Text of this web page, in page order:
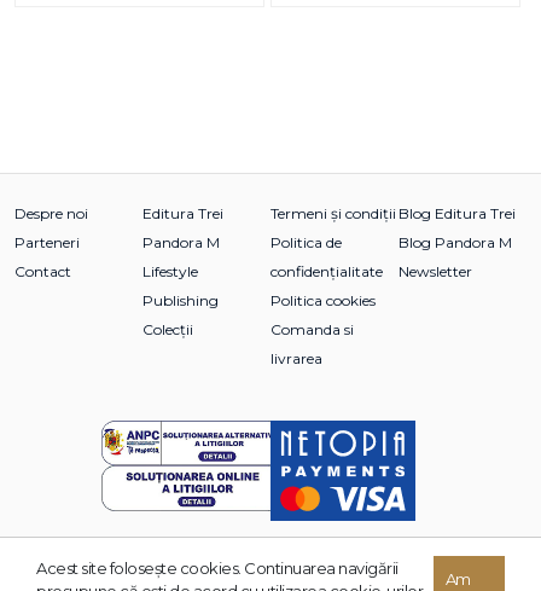
Despre noi
Parteneri
Contact
Editura Trei
Pandora M
Lifestyle
Publishing
Colecții
Termeni și condiții
Politica de
confidențialitate
Politica cookies
Comanda si
livrarea
Blog Editura Trei
Blog Pandora M
Newsletter
© 2026 Grupul Editorial TREI. Toate drepturile rezervate.
Acest site foloseşte cookies. Continuarea navigării
Am